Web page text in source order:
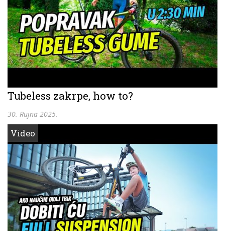
Tubeless zakrpe, how to?
30. Rujna 2025.
Video